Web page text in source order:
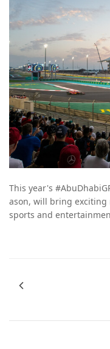
This year's
ason, will bring
sports and